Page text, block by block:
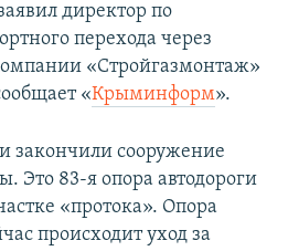
директор по
перехода через
«Стройгазмонтаж»
«Крыминформ».
закончили сооружение
Это 83-я опора автодороги
«протока». Опора
происходит уход за